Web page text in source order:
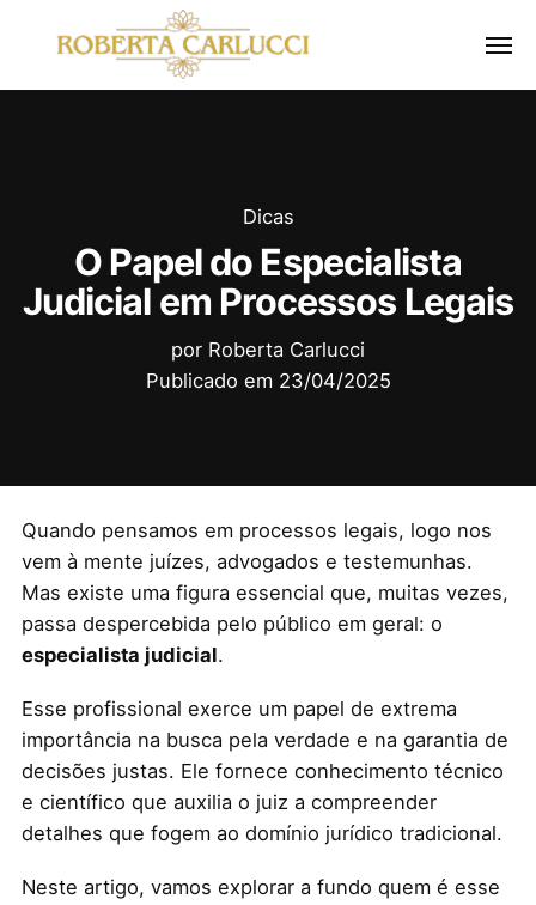
Dicas
O Papel do Especialista
Judicial em Processos Legais
por Roberta Carlucci
Publicado em 23/04/2025
Quando pensamos em processos legais, logo nos
vem à mente juízes, advogados e testemunhas.
Mas existe uma figura essencial que, muitas vezes,
passa despercebida pelo público em geral: o
especialista judicial.
Esse profissional exerce um papel de extrema
importância na busca pela verdade e na garantia de
decisões justas. Ele fornece conhecimento técnico
e científico que auxilia o juiz a compreender
detalhes que fogem ao domínio jurídico tradicional.
Neste artigo, vamos explorar a fundo quem é esse